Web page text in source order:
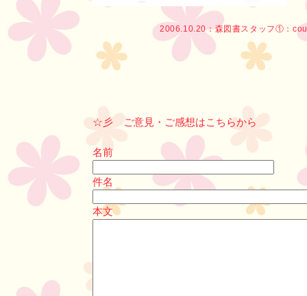
2006.10.20：森図書スタッフ① ：
☆彡 ご意見・ご感想はこちらから
名前
件名
本文